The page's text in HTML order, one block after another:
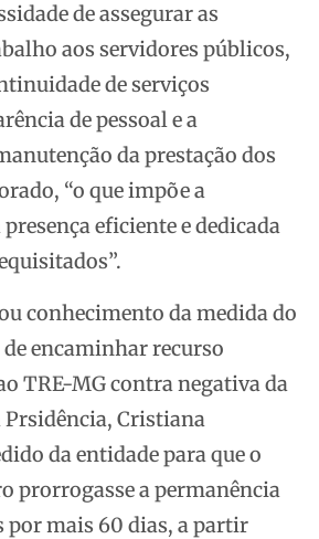
de assegurar as
aos servidores públicos,
de serviços
de pessoal e a
da prestação dos
“o que impõe a
eficiente e dedicada
conhecimento da medida do
encaminhar recurso
TRE-MG contra negativa da
Cristiana
da entidade para que o
prorrogasse a permanência
por mais 60 dias, a partir